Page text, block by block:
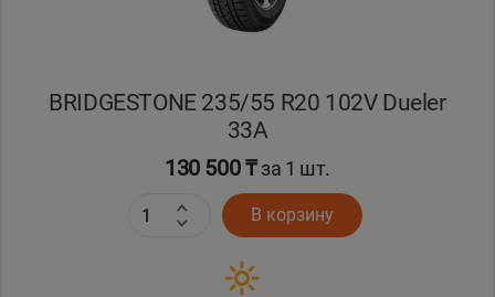
BRIDGESTONE 235/55 R20 102V Dueler
33A
130 500 ₸за 1 шт.
В корзину